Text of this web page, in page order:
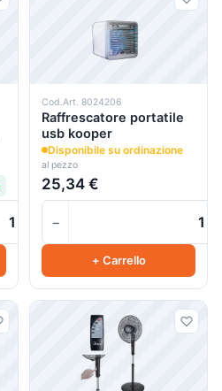
Cod.Art. 8024206
Raffrescatore portatile
usb kooper
Disponibile su ordinazione
al pezzo
25,34 €
−
+ Carrello